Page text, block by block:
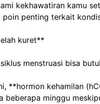
kekhawatiran kamu
poin penting terkait
kuret**
menstruasi bisa
**hormon kehamilan
beberapa minggu